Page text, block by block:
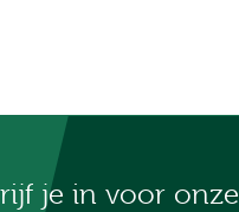
je in voor onze